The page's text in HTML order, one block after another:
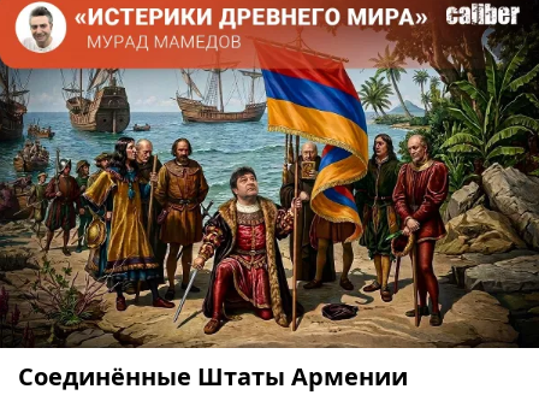
Соединённые Штаты Армении